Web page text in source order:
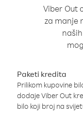
Viber Out
za manje
Paketi kredita
Prilikom kupovine
dodaje Viber Out
bilo koji broj na